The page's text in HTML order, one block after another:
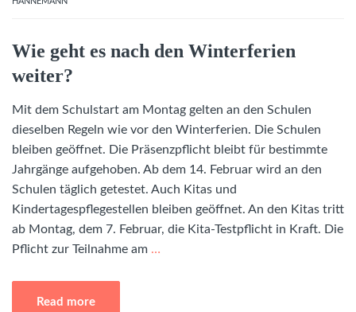
Wie geht es nach den Winterferien
weiter?
Mit dem Schulstart am Montag gelten an den Schulen
dieselben Regeln wie vor den Winterferien. Die Schulen
bleiben geöffnet. Die Präsenzpflicht bleibt für bestimmte
Jahrgänge aufgehoben. Ab dem 14. Februar wird an den
Schulen täglich getestet. Auch Kitas und
Kindertagespflegestellen bleiben geöffnet. An den Kitas tritt
ab Montag, dem 7. Februar, die Kita-Testpflicht in Kraft. Die
Pflicht zur Teilnahme am …
Read more